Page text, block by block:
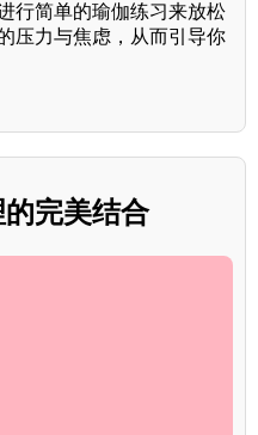
行简单的瑜伽练习来放松
压力与焦虑，从而引导你
完美结合